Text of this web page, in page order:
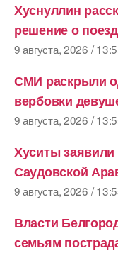
Хуснуллин
решение о
9 августа, 2026 /
СМИ раскрыли
вербовки
9 августа, 2026 /
Хуситы
Саудовской
9 августа, 2026 /
Власти
семьям